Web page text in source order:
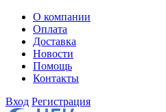
О компании
Оплата
Доставка
Новости
Помощь
Контакты
Вход Регистрация